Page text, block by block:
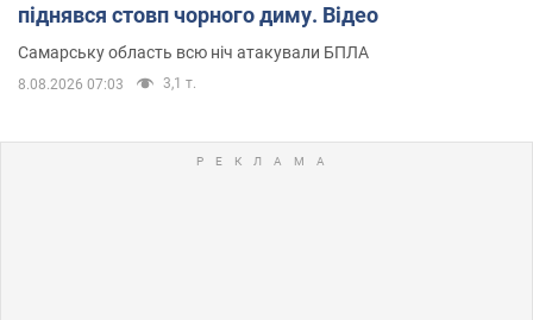
піднявся стовп чорного диму. Відео
Самарську область всю ніч атакували БПЛА
8.08.2026 07:03 3,1 т.